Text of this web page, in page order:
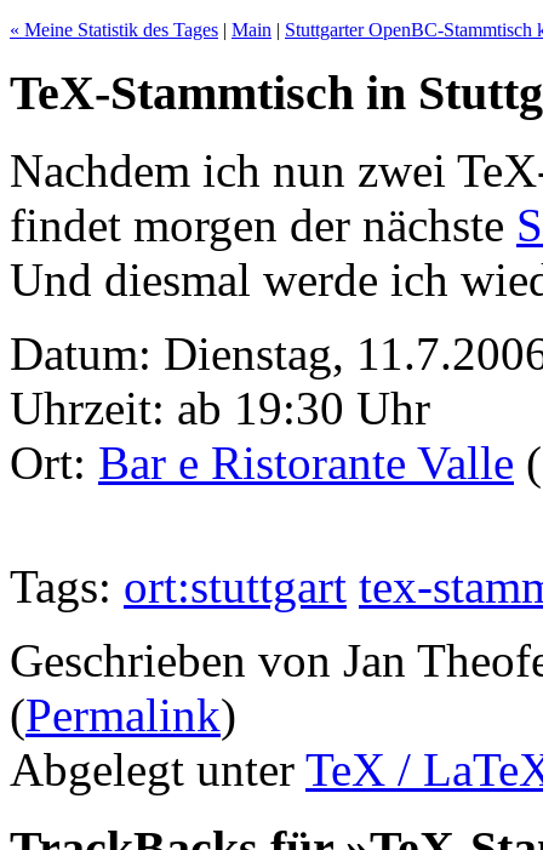
« Meine Statistik des Tages | Main | Stuttgarter OpenBC-
TeX-Stammtisch in
Nachdem ich nun zwei
findet morgen der nächste
Und diesmal werde ich
Datum: Dienstag,
Uhrzeit: ab 19:30 Uhr
Ort: Bar e Ristorante Valle
Tags: ort:stuttgart tex-
Geschrieben von Jan
(Permalink)
Abgelegt unter TeX /